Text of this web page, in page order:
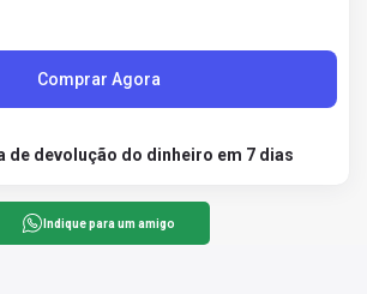
Comprar Agora
de devolução do dinheiro em 7 dias
Indique para um amigo